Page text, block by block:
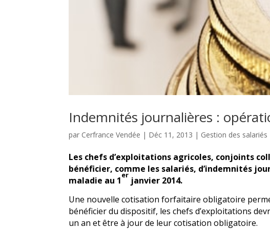
Indemnités journalières :
par Cerfrance Vendée | Déc 11, 2013 | Gestion des salariés
Les chefs d’exploitations agricoles, conjoints
bénéficier, comme les salariés, d’indemnités
maladie au 1er janvier 2014.
Une nouvelle cotisation forfaitaire obligatoire
bénéficier du dispositif, les chefs d’exploitations
un an et être à jour de leur cotisation obligatoire.